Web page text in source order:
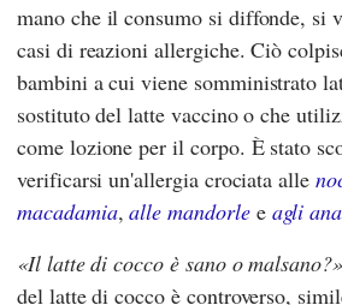
mano che il consumo si diffonde, si
casi di reazioni allergiche. Ciò
bambini a cui viene somministrato
sostituto del latte vaccino o che
come lozione per il corpo. È stato
verificarsi un'allergia crociata alle
macadamia,alle mandorlee agli
Il latte di cocco è sano o malsano?
del latte di cocco è controverso,